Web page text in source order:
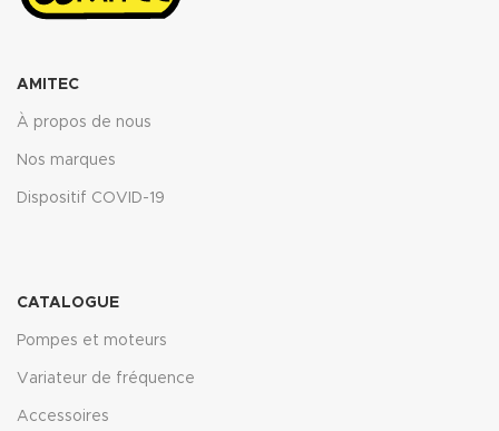
AMITEC
À propos de nous
Nos marques
Dispositif COVID-19
CATALOGUE
Pompes et moteurs
Variateur de fréquence
Accessoires